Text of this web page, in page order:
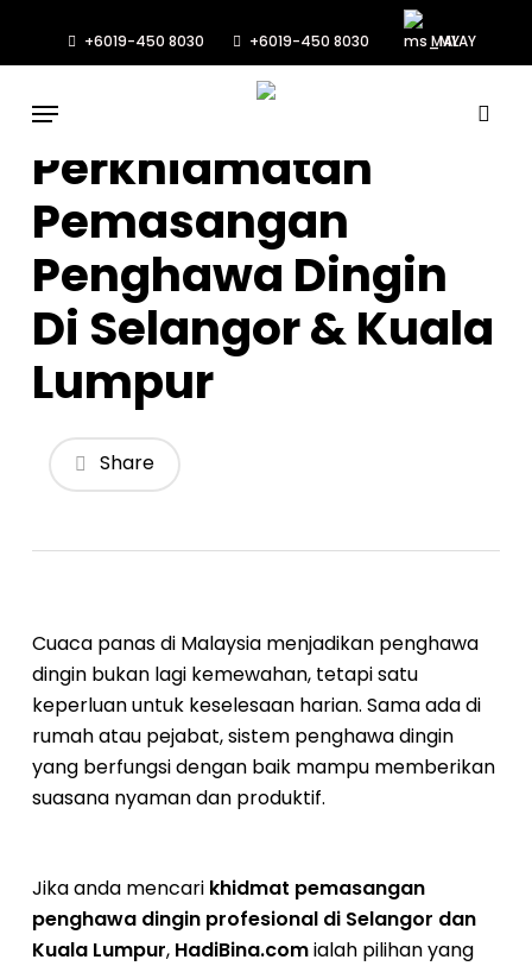
content
+6019-450 8030 +6019-450 8030 MALAY
Menu
Perkhidmatan
Pemasangan
Penghawa Dingin
Di Selangor & Kuala
Lumpur
Share
Cuaca panas di Malaysia menjadikan penghawa
dingin bukan lagi kemewahan, tetapi satu
keperluan untuk keselesaan harian. Sama ada di
rumah atau pejabat, sistem penghawa dingin
yang berfungsi dengan baik mampu memberikan
suasana nyaman dan produktif.
Jika anda mencari khidmat pemasangan
penghawa dingin profesional di Selangor dan
Kuala Lumpur, HadiBina.comialah pilihan yang